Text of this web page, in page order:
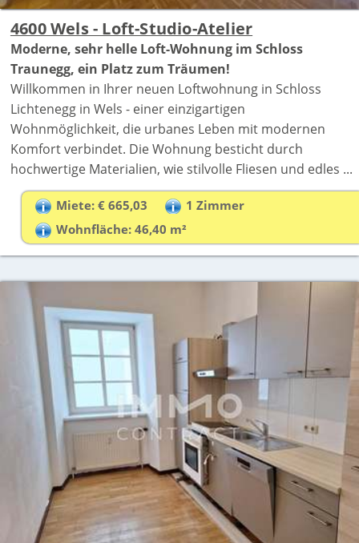
4600 Wels - Loft-Studio-Atelier
Moderne, sehr helle Loft-Wohnung im Schloss
Traunegg, ein Platz zum Träumen!
Willkommen in Ihrer neuen Loftwohnung in Schloss
Lichtenegg in Wels - einer einzigartigen
Wohnmöglichkeit, die urbanes Leben mit modernen
Komfort verbindet. Die Wohnung besticht durch
hochwertige Materialien, wie stilvolle Fliesen und edles ...
Miete: € 665,03
1 Zimmer
Wohnfläche: 46,40 m²